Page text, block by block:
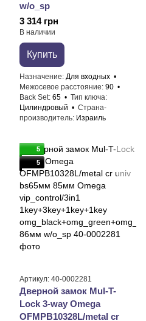
w/o_sp
3 314 грн
В наличии
Купить
Назначение Для входных
Межосевое расстояние 90
Back Set 65
Тип ключа
Цилиндровый
Страна-
производитель Израиль
5
5
Артикул: 40-0002281
Дверной замок Mul-T-
Lock 3-way Omega
OFMPB10328L/metal cr